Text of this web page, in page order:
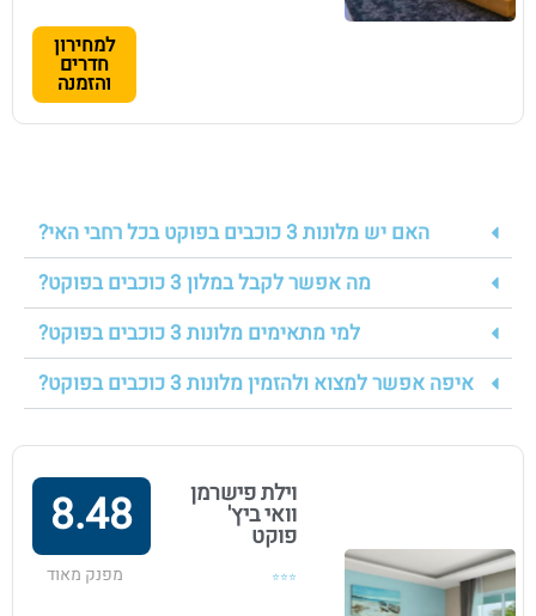
למחירון
חדרים
והזמנה
האם יש מלונות 3 כוכבים בפוקט בכל רחבי האי?
מה אפשר לקבל במלון 3 כוכבים בפוקט?
למי מתאימים מלונות 3 כוכבים בפוקט?
איפה אפשר למצוא ולהזמין מלונות 3 כוכבים בפוקט?
וילת פישרמן
וואי ביץ'
פוקט
⭐⭐⭐
8.48
מפנק מאוד